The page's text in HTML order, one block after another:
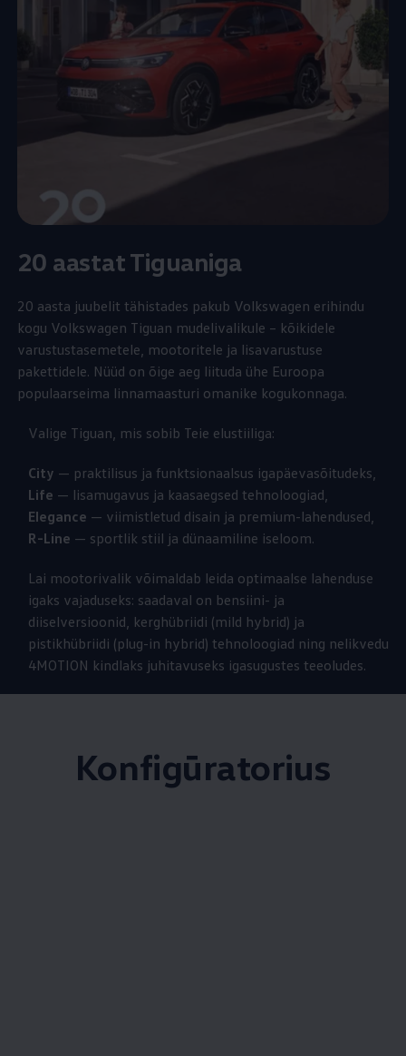
20 aastat Tiguaniga
20 aasta juubelit tähistades pakub Volkswagen erihindu
kogu Volkswagen Tiguan mudelivalikule – kõikidele
varustustasemetele, mootoritele ja lisavarustuse
pakettidele. Nüüd on õige aeg liituda ühe Euroopa
populaarseima linnamaasturi omanike kogukonnaga.
Valige Tiguan, mis sobib Teie elustiiliga:
City — praktilisus ja funktsionaalsus igapäevasõitudeks,
Life — lisamugavus ja kaasaegsed tehnoloogiad,
Elegance — viimistletud disain ja premium-lahendused,
R-Line — sportlik stiil ja dünaamiline iseloom.
Lai mootorivalik võimaldab leida optimaalse lahenduse
igaks vajaduseks: saadaval on bensiini- ja
diiselversioonid, kerghübriidi (mild hybrid) ja
pistikhübriidi (plug-in hybrid) tehnoloogiad ning nelikvedu
4MOTION kindlaks juhitavuseks igasugustes teeoludes.
Konfigūratorius